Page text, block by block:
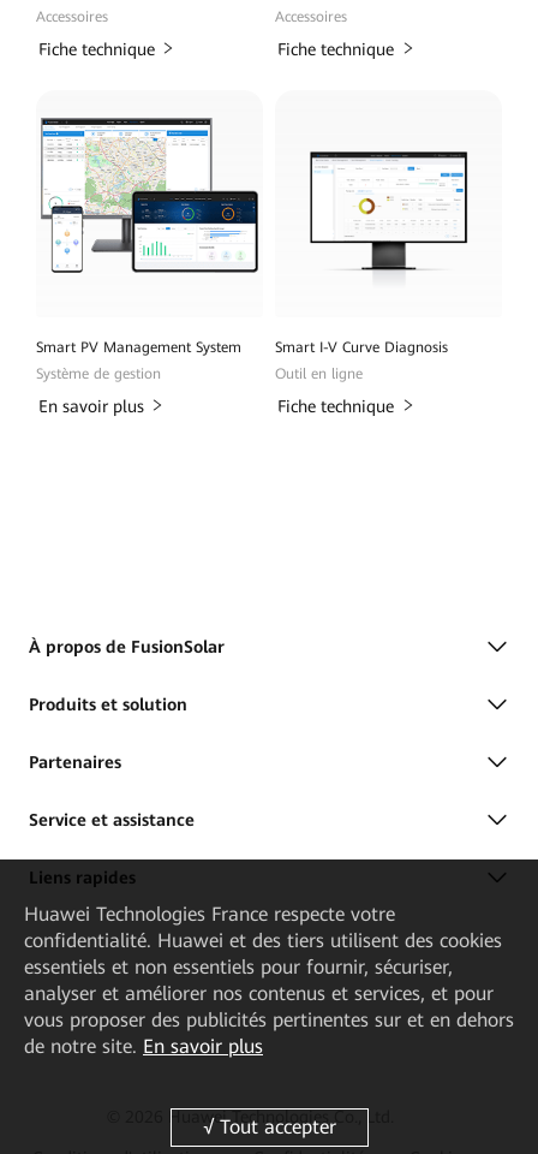
Accessoires
Fiche technique
Accessoires
Fiche technique
Smart PV Management System
Système de gestion
En savoir plus
Smart I-V Curve Diagnosis
Outil en ligne
Fiche technique
À propos de FusionSolar
Produits et solution
Partenaires
Service et assistance
Liens rapides
© 2026 Huawei Technologies Co., Ltd.
Huawei Technologies France respecte votre
confidentialité. Huawei et des tiers utilisent des cookies
essentiels et non essentiels pour fournir, sécuriser,
analyser et améliorer nos contenus et services, et pour
vous proposer des publicités pertinentes sur et en dehors
de notre site. En savoir plus